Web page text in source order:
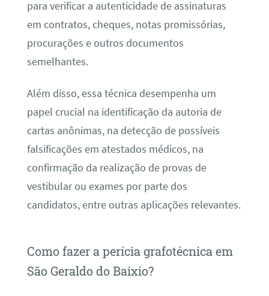
para verificar a autenticidade de assinaturas
em contratos, cheques, notas promissórias,
procurações e outros documentos
semelhantes.
Além disso, essa técnica desempenha um
papel crucial na identificação da autoria de
cartas anônimas, na detecção de possíveis
falsificações em atestados médicos, na
confirmação da realização de provas de
vestibular ou exames por parte dos
candidatos, entre outras aplicações relevantes.
Como fazer a perícia grafotécnica em
São Geraldo do Baixio?